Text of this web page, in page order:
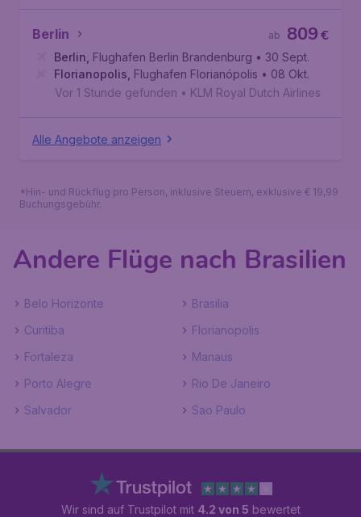
Berlin €
809
ab
Berlin Flughafen Berlin Brandenburg • 30 Sept.
Florianopolis Flughafen Florianópolis • 08 Okt.
Vor 1 Stunde gefunden • KLM Royal Dutch Airlines
Alle Angebote anzeigen
*Hin- und Rückflug pro Person, inklusive Steuern, exklusive € 19,99
Buchungsgebühr.
Andere Flüge nach Brasilien
Belo Horizonte
Brasilia
Curitiba
Florianopolis
Fortaleza
Manaus
Porto Alegre
Rio De Janeiro
Salvador
Sao Paulo
Wir sind auf Trustpilot mit 4.2 von 5 bewertet